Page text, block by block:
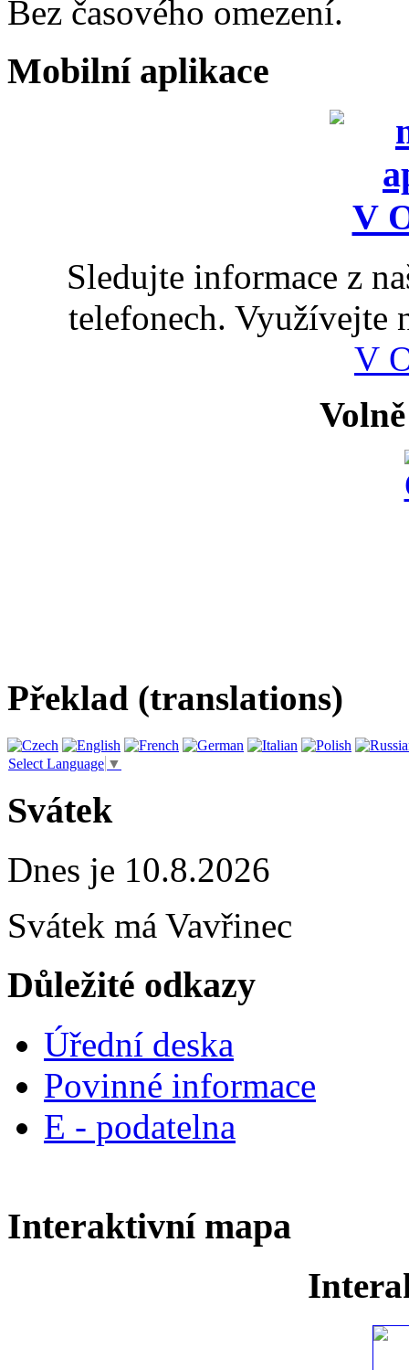
Bez časového omezení.
Mobilní aplikace
Sledujte informace z
telefonech. Využívejte
V
Překlad (translations)
Select Language ▼
Svátek
Dnes je 10.8.2026
Svátek má Vavřinec
Důležité odkazy
Úřední deska
Povinné informace
E - podatelna
Interaktivní mapa